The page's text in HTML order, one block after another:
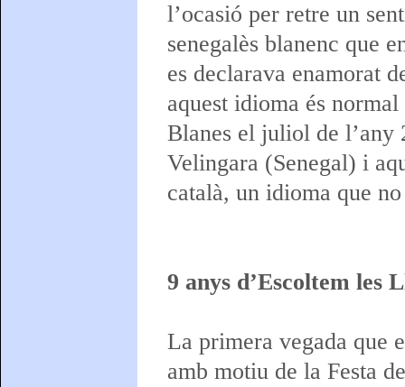
l’ocasió per retre un
senegalès blanenc que
es declarava enamorat
aquest idioma és
Blanes el juliol de l’any
Velingara (Senegal) i
català, un idioma que
9 anys d’Escoltem les
La primera vegada que
amb motiu de la Festa